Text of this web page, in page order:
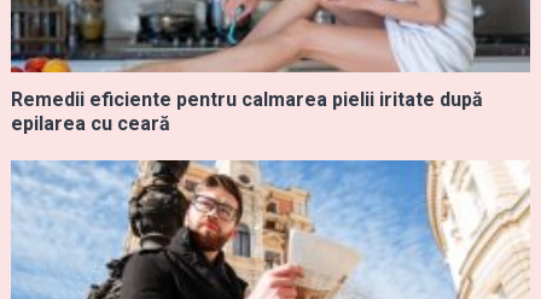
Remedii eficiente pentru calmarea pielii iritate după
epilarea cu ceară